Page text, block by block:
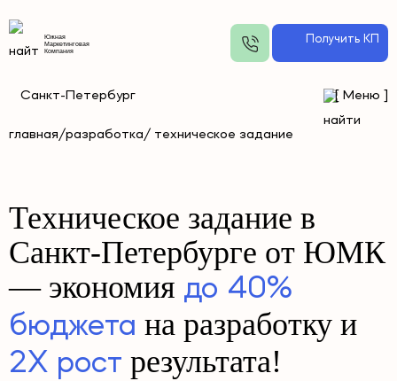
Южная
Маркетинговая
Компания
Получить КП
Санкт-Петербург [ Меню ]
главная/разработка/ техническое задание
Техническое задание в
Санкт-Петербурге от ЮМК
— экономия до 40%
бюджета на разработку и
2Х рост результата!